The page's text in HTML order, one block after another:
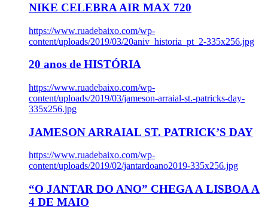
NIKE CELEBRA AIR MAX 720
https://www.ruadebaixo.com/wp-
content/uploads/2019/03/20aniv_historia_pt_2-335x256.jpg
20 anos de HISTÓRIA
https://www.ruadebaixo.com/wp-
content/uploads/2019/03/jameson-arraial-st.-patricks-day-
335x256.jpg
JAMESON ARRAIAL ST. PATRICK’S DAY
https://www.ruadebaixo.com/wp-
content/uploads/2019/02/jantardoano2019-335x256.jpg
“O JANTAR DO ANO” CHEGA A LISBOA A
4 DE MAIO